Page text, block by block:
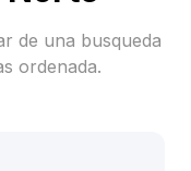
de una busqueda
ordenada.